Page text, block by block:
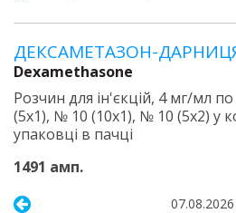
ДЕКСАМЕТАЗОН-
Dexamethasone
Розчин для ін'єкцій, 4 мг/мл
(5х1), № 10 (10х1), № 10 (5х2) у
упаковці в пачці
1491 амп.
07.08.2026